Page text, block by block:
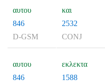
αυτου
846
D-GSM
και
2532
CONJ
αυτου
846
εκλεκτα
1588